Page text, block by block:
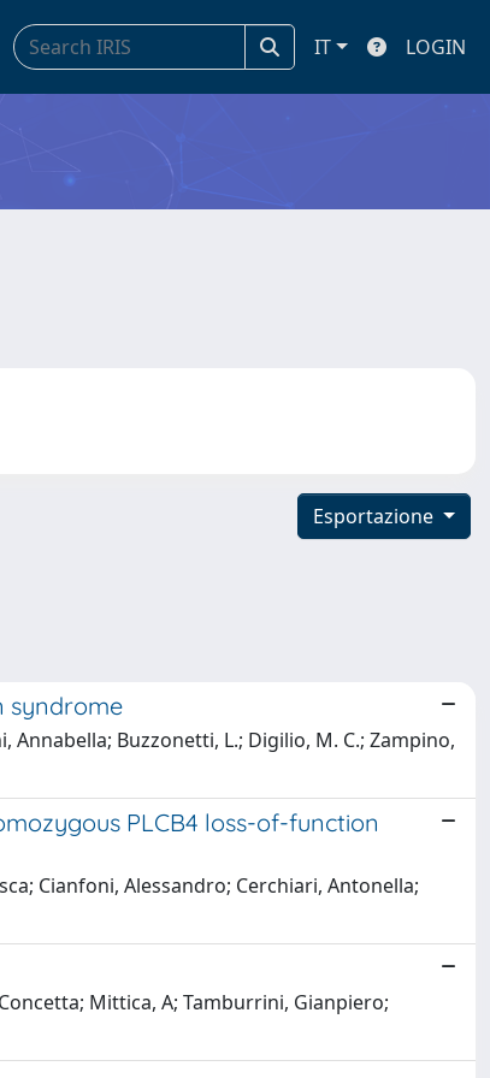
IT LOGIN
Esportazione
syndrome
Annabella; Buzzonetti, L.; Digilio, M. C.; Zampino,
PLCB4 loss-of-function
Cianfoni, Alessandro; Cerchiari, Antonella;
Mittica, A; Tamburrini, Gianpiero;